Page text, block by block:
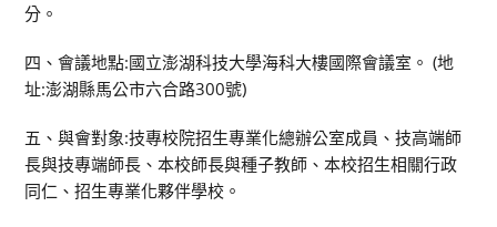
分。
四、會議地點:國立澎湖科技大學海科大樓國際會議室。 (地
址:澎湖縣馬公市六合路300號)
五、與會對象:技專校院招生專業化總辦公室成員、技高端師
長與技專端師長、本校師長與種子教師、本校招生相關行政
同仁、招生專業化夥伴學校。